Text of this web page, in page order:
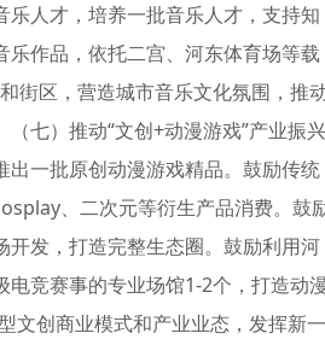
人才，培养一批音乐人才，支持知
作品，依托二宫、河东体育场等载
街区，营造城市音乐文化氛围，推
七）推动“文创+动漫游戏”产业振兴
一批原创动漫游戏精品。鼓励传统
、二次元等衍生产品消费。鼓
发，打造完整生态圈。鼓励利用河
竞赛事的专业场馆1-2个，打造动
文创商业模式和产业业态，发挥新一